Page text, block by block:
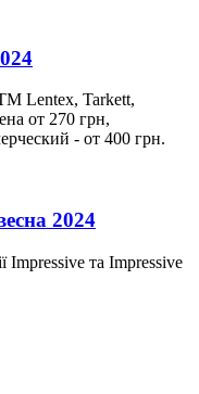
Lentex, Tarkett,
от 270 грн,
- от 400 грн.
2024
Impressive та Impressive